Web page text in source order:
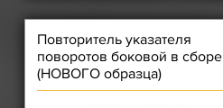
Повторитель указателя
поворотов боковой в сборе
(НОВОГО образца)